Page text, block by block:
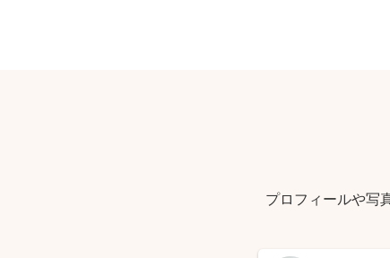
プロフィールや写